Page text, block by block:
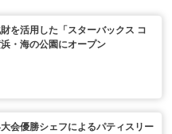
を活用した「スターバックス コ
・海の公園にオープン
会優勝シェフによるパティスリー